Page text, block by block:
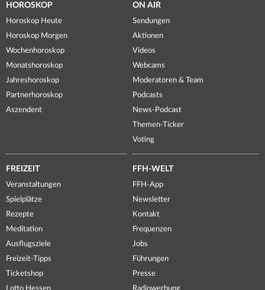
HOROSKOP
Horoskop Heute
Horoskop Morgen
Wochenhoroskop
Monatshoroskop
Jahreshoroskop
Partnerhoroskop
Aszendent
ON AIR
Sendungen
Aktionen
Videos
Webcams
Moderatoren & Team
Podcasts
News-Podcast
Themen-Ticker
Voting
FREIZEIT
Veranstaltungen
Spielplätze
Rezepte
Meditation
Ausflugsziele
Freizeit-Tipps
Ticketshop
Lotto Hessen
FFH-WELT
FFH-App
Newsletter
Kontakt
Frequenzen
Jobs
Führungen
Presse
Radiowerbung